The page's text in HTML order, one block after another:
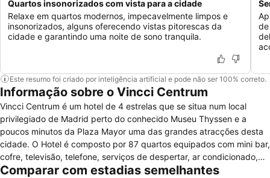
Quartos insonorizados com vista para a cidade
Relaxe em quartos modernos, impecavelmente limpos e
insonorizados, alguns oferecendo vistas pitorescas da
cidade e garantindo uma noite de sono tranquila.
Este resumo foi criado por inteligência artificial e pode não ser 100% correto.
Informação sobre o Vincci Centrum
Vincci Centrum é um hotel de 4 estrelas que se situa num local
privilegiado de Madrid perto do conhecido Museu Thyssen e a
poucos minutos da Plaza Mayor uma das grandes atracções desta
cidade. O Hotel é composto por 87 quartos equipados com mini bar,
cofre, televisão, telefone, serviços de despertar, ar condicionado,
casa de banho com banheira, duche, secador de cabelo e artigos
Comparar com estadias semelhantes